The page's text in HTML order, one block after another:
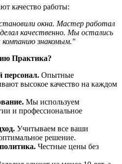
качество работы:
окна. Мастер работал
качественно. Мы остались
компанию знакомым."
Практика?
Опытные
высокое качество на каждом
Мы используем
и профессиональное
Учитываем все ваши
решение.
Честные цены без